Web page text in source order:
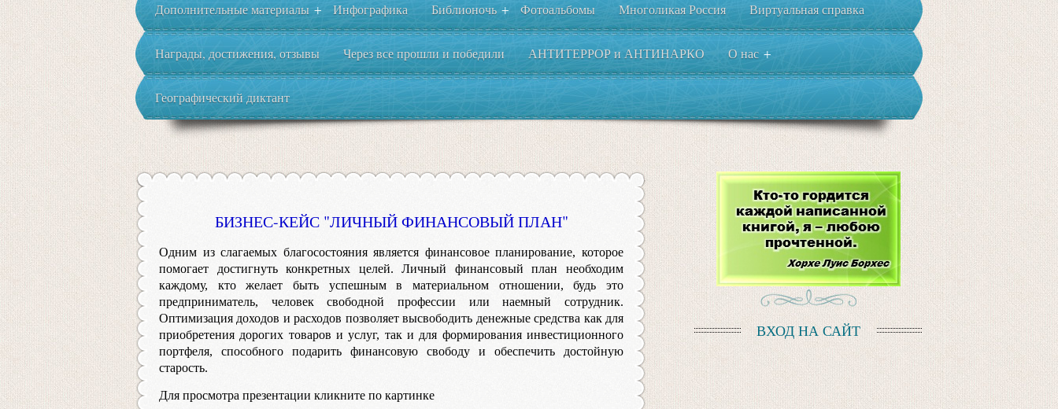
Дополнительные материалы + Инфографика Библионочь + Фотоальбомы Многоликая Россия Виртуальная справка
Награды, достижения, отзывы Через все прошли и победили АНТИТЕРРОР и АНТИНАРКО О нас +
Географический диктант
БИЗНЕС-КЕЙС "ЛИЧНЫЙ ФИНАНСОВЫЙ ПЛАН"
Одним из слагаемых благосостояния является финансовое планирование, которое
помогает достигнуть конкретных целей. Личный финансовый план необходим
каждому, кто желает быть успешным в материальном отношении, будь это
предприниматель, человек свободной профессии или наемный сотрудник.
Оптимизация доходов и расходов позволяет высвободить денежные средства как для
приобретения дорогих товаров и услуг, так и для формирования инвестиционного
портфеля, способного подарить финансовую свободу и обеспечить достойную
старость.
Для просмотра презентации кликните по картинке
ВХОД НА САЙТ